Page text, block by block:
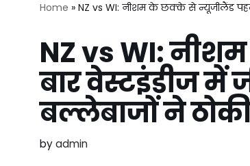
Home » NZ vs WI: नीशम के छक्के से न्यूजीलैंड
NZ vs WI:
बार वेस्टइंडीज में
बल्लेबाजों ने
byadmin